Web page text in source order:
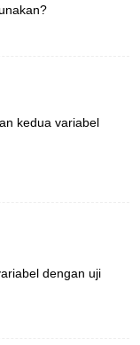
kedua variabel
dengan uji